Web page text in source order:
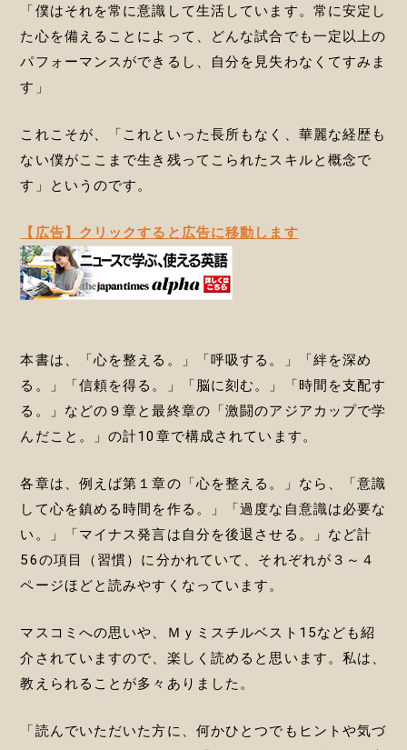
「僕はそれを常に意識して生活しています。常に安定し
た心を備えることによって、どんな試合でも一定以上の
パフォーマンスができるし、自分を見失わなくてすみま
す」
これこそが、「これといった長所もなく、華麗な経歴も
ない僕がここまで生き残ってこられたスキルと概念で
す」というのです。
【広告】クリックすると広告に移動します
本書は、「心を整える。」「呼吸する。」「絆を深め
る。」「信頼を得る。」「脳に刻む。」「時間を支配す
る。」などの９章と最終章の「激闘のアジアカップで学
んだこと。」の計10章で構成されています。
各章は、例えば第１章の「心を整える。」なら、「意識
して心を鎮める時間を作る。」「過度な自意識は必要な
い。」「マイナス発言は自分を後退させる。」など計
56の項目（習慣）に分かれていて、それぞれが３～４
ページほどと読みやすくなっています。
マスコミへの思いや、Ｍｙミスチルベスト15なども紹
介されていますので、楽しく読めると思います。私は、
教えられることが多々ありました。
「読んでいただいた方に、何かひとつでもヒントや気づ